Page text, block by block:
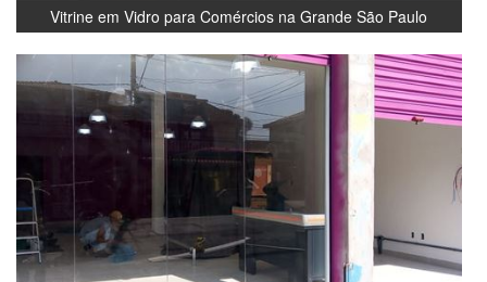
Vitrine em Vidro para Comércios na Grande São Paulo